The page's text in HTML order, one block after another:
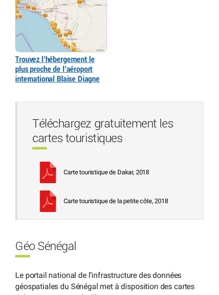
Trouvez l’hébergement le
plus proche de l’aéroport
international Blaise Diagne
Téléchargez gratuitement les
cartes touristiques
Carte touristique de Dakar, 2018
Carte touristique de la petite côte, 2018
Géo Sénégal
Le portail national de l’infrastructure des données
géospatiales du Sénégal met à disposition des cartes